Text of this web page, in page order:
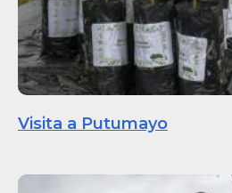
Visita a Putumayo